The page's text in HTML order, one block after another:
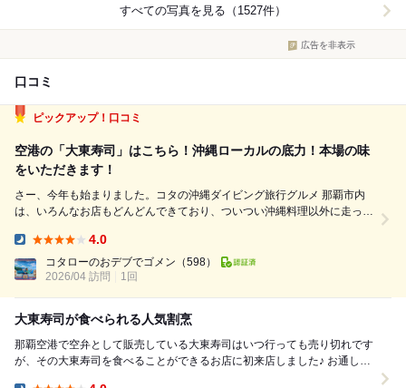
すべての写真を見る（1527件）
広告を非表示
口コミ
ピックアップ！口コミ
空港の「大東寿司」はこちら！沖縄ローカルの底力！本場の味
をいただきます！
さー、今年も始まりました。コタの沖縄ダイビング旅行グルメ 那覇市内
は、いろんなお店もどんどんできており、ついつい沖縄料理以外に走って
る沖縄らしい割烹のこちらへナイスイン！ あわよくば会えないかと思っ
てましたが、残念なが...
4.0
コタローのおデブでゴメン （598）
2026/04 訪問
1回
大東寿司が食べられる人気割烹
那覇空港で空弁として販売している大東寿司はいつ行っても売り切れです
が、その大東寿司を食べることができるお店に初来店しました♪ お通しは